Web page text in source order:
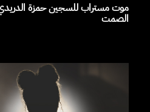
موت مستراب للسجين حمزة
الصمت